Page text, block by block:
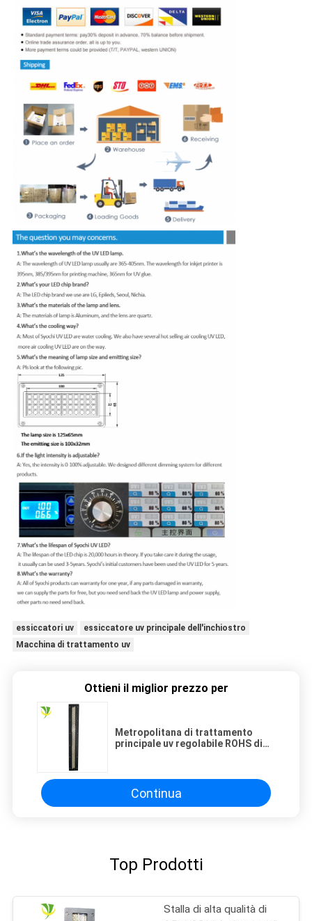
essiccatori uv
essiccatore uv principale dell'inchiostro
Macchina di trattamento uv
Ottieni il miglior prezzo per
Metropolitana di trattamento
principale uv regolabile ROHS di
Continua
Top Prodotti
Stalla di alta qualità di